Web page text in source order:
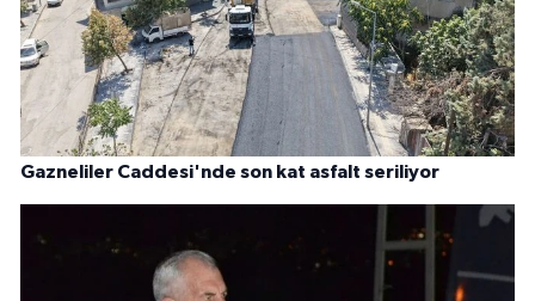
Gazneliler Caddesi'nde son kat asfalt seriliyor